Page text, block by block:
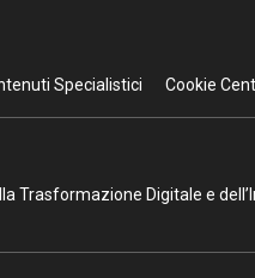
Specialistici Cookie
Trasformazione Digitale e